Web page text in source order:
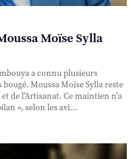
Moïse Sylla
a connu plusieurs
Moussa Moïse Sylla reste
de l'Artisanat. Ce maintien n'a
», selon les avi...